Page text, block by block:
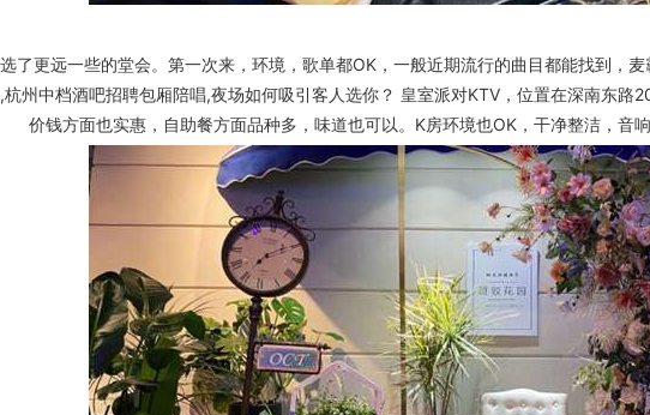
了更远一些的堂会。第一次来，环境，歌单都OK，一般近期流行的曲目都能找到，
州中档酒吧招聘包厢陪唱,夜场如何吸引客人选你？ 皇室派对KTV，位置在深南东路
价钱方面也实惠，自助餐方面品种多，味道也可以。K房环境也OK，干净整洁，音